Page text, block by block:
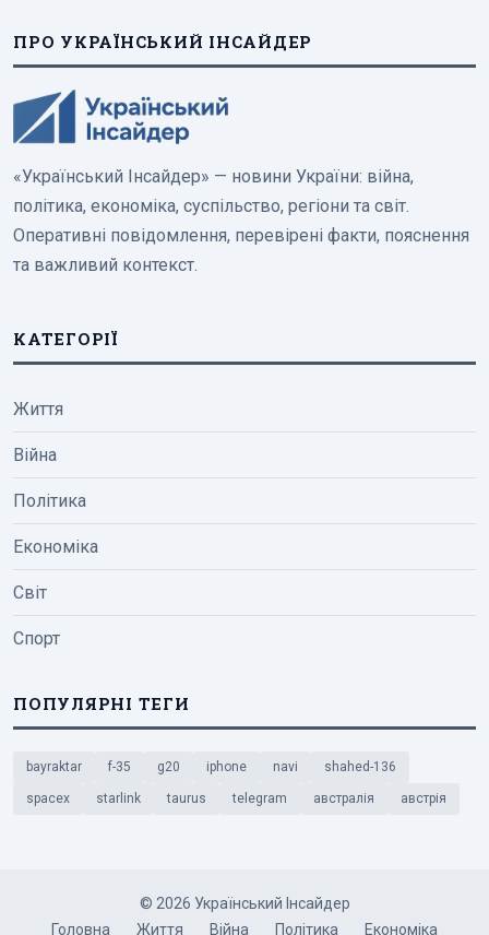
ПРО УКРАЇНСЬКИЙ ІНСАЙДЕР
«Український Інсайдер» — новини України: війна,
політика, економіка, суспільство, регіони та світ.
Оперативні повідомлення, перевірені факти, пояснення
та важливий контекст.
КАТЕГОРІЇ
Життя
Війна
Політика
Економіка
Світ
Спорт
ПОПУЛЯРНІ ТЕГИ
bayraktar f-35 g20 iphone navi shahed-136
spacex starlink taurus telegram австралія австрія
© 2026 Український Інсайдер
Головна
Життя Війна Політика Економіка